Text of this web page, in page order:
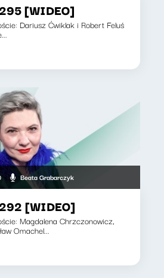
[WIDEO]
Dariusz Ćwiklak i Robert Feluś
Beata Grabarczyk
[WIDEO]
Magdalena Chrzczonowicz,
Omachel...